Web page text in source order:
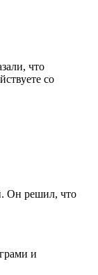
что
со
Он решил, что
и